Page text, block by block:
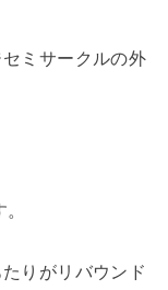
ミサークルの外
りがリバウンド